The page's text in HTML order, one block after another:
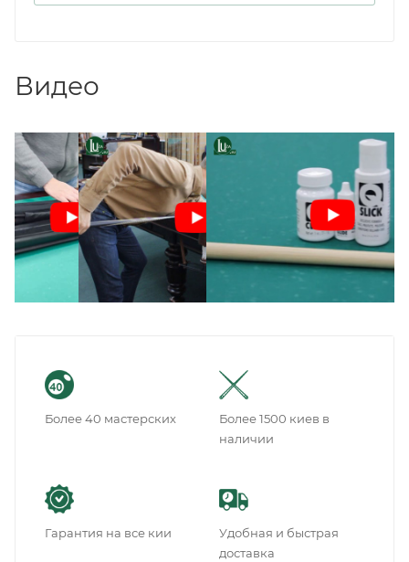
Видео
Более 40 мастерских
Более 1500 киев в
наличии
Гарантия на все кии
Удобная и быстрая
доставка